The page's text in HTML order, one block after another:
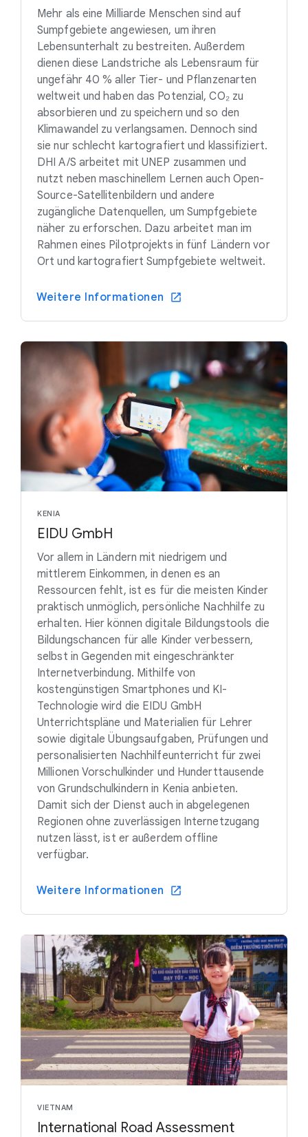
Mehr als eine Milliarde Menschen sind auf
Sumpfgebiete angewiesen, um ihren
Lebensunterhalt zu bestreiten. Außerdem
dienen diese Landstriche als Lebensraum für
ungefähr 40 % aller Tier- und Pflanzenarten
weltweit und haben das Potenzial, CO₂ zu
absorbieren und zu speichern und so den
Klimawandel zu verlangsamen. Dennoch sind
sie nur schlecht kartografiert und klassifiziert.
DHI A/S arbeitet mit UNEP zusammen und
nutzt neben maschinellem Lernen auch Open-
Source-Satellitenbildern und andere
zugängliche Datenquellen, um Sumpfgebiete
näher zu erforschen. Dazu arbeitet man im
Rahmen eines Pilotprojekts in fünf Ländern vor
Ort und kartografiert Sumpfgebiete weltweit.
Weitere Informationen
KENIA
EIDU GmbH
Vor allem in Ländern mit niedrigem und
mittlerem Einkommen, in denen es an
Ressourcen fehlt, ist es für die meisten Kinder
praktisch unmöglich, persönliche Nachhilfe zu
erhalten. Hier können digitale Bildungstools die
Bildungschancen für alle Kinder verbessern,
selbst in Gegenden mit eingeschränkter
Internetverbindung. Mithilfe von
kostengünstigen Smartphones und KI-
Technologie wird die EIDU GmbH
Unterrichtspläne und Materialien für Lehrer
sowie digitale Übungsaufgaben, Prüfungen und
personalisierten Nachhilfeunterricht für zwei
Millionen Vorschulkinder und Hunderttausende
von Grundschulkindern in Kenia anbieten.
Damit sich der Dienst auch in abgelegenen
Regionen ohne zuverlässigen Internetzugang
nutzen lässt, ist er außerdem offline
verfügbar.
Weitere Informationen
VIETNAM
International Road Assessment